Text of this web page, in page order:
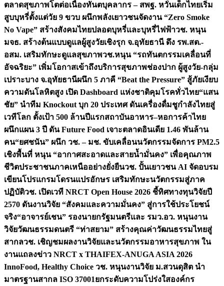
ตลาดสุขภาพโตต่อเนื่องทันตบุคลากร – สพฐ. หวั่นเด็กไทยเริ่ม
สูบบุหรี่ตั้งแต่วัย 9 ขวบ ผนึกพลังเยาวชนจัดงาน “Zero Smoke
No Vape” สร้างสังคมไทยปลอดบุหรี่และบุหรี่ไฟฟ้าวช. หนุน
มจธ. สร้างต้นแบบดูแลผู้สูงวัยเชิงรุก จ.อุทัยธานี ดึง รพ.สต.-
อสม. เสริมทักษะดูแลสุขภาพวช.หนุน “รถทันตกรรมเคลื่อนที่
อัจฉริยะ” เพิ่มโอกาสเข้าถึงบริการสุขภาพช่องปาก ผู้สูงวัย-กลุ่ม
เปราะบาง จ.อุทัยธานีผนึก 5 ภาคี “Beat the Pressure” สู้ภัยเงียบ
ความดันโลหิตสูง เปิด Dashboard แห่งชาติคุมโรคทั่วไทย“แสน
ชัย” นำทีม Knockout บุก 20 ประเทศ ดันเครื่องดื่มชูกำลังไทยสู่
เวทีโลก ตั้งเป้า 500 ล้านปีแรกสถาบันอาหาร–หอการค้าไทย
ผนึกแผน 3 ปี ดัน Future Food เจาะตลาดอินเดีย 1.46 พันล้าน
คน“ยศชนัน” ผนึก วช. – มช. ขับเคลื่อนนวัตกรรมจัดการ PM2.5
เชิงพื้นที่ หนุน “อากาศสะอาดและสายน้ำมั่นคง” เพื่อคุณภาพ
ชีวิตประชาชนภาคเหนืออย่างยั่งยืนวช. ปั้นเยาวชน AI จัดอบรม
เขียนโปรแกรมโดรนแปรอักษร เสริมทักษะนวัตกรรมสู่ภาค
ปฏิบัติวช. เปิดเวที NRCT Open House 2026 ชี้ทิศทางทุนวิจัยปี
2570 ดันงานวิจัย “สังคมและความมั่นคง” สู่การใช้ประโยชน์
จริง“อาจารย์เชน” รองนายกรัฐมนตรีและ รมว.อว. หนุนงาน
วิจัยวัฒนธรรมดนตรี “ท่าสยาม” สร้างคุณค่าวัฒนธรรมไทยสู่
สากลวช. เชิญชมผลงานวิจัยและนวัตกรรมอาหารสุขภาพ ใน
งานแถลงข่าว NRCT x THAIFEX-ANUGA ASIA 2026
InnoFood, Healthy Choice วช. หนุนงานวิจัย ม.สวนดุสิต นำ
มาตรฐานสากล ISO 37001ยกระดับความโปร่งใสองค์กร